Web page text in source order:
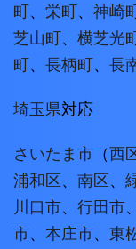
町、 栄町、 神崎
芝山町、 横芝光
町、 長柄町、 長
埼玉県対応
さいたま市 （西
浦和区、 南区、
川口市、 行田市、
市、 本庄市、 東